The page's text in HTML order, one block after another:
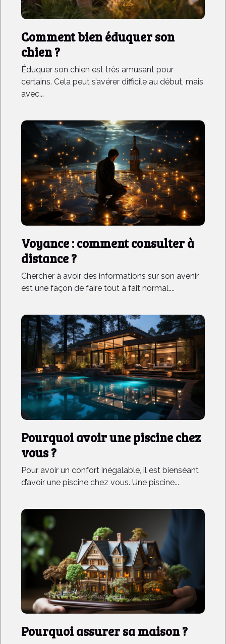
Comment bien éduquer son
chien ?
Éduquer son chien est très amusant pour
certains. Cela peut s’avérer difficile au début, mais
avec...
Voyance : comment consulter à
distance ?
Chercher à avoir des informations sur son avenir
est une façon de faire tout à fait normal....
Pourquoi avoir une piscine chez
vous ?
Pour avoir un confort inégalable, il est bienséant
d’avoir une piscine chez vous. Une piscine...
Pourquoi assurer sa maison ?